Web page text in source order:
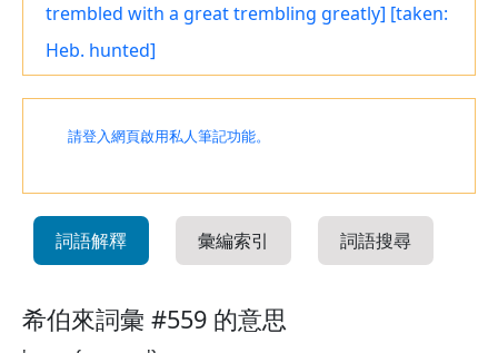
trembled with a great trembling greatly] [taken:
Heb. hunted]
請登入網頁啟用私人筆記功能。
詞語解釋 彙編索引 詞語搜尋
希伯來詞彙 #559 的意思